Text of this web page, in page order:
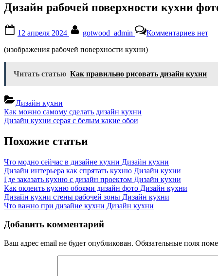
Дизайн рабочей поверхности кухни
on
12 апреля 2024 gotwood_admin Комментариевзаписи
кухни
фото
нет
(изображения рабочей поверхности кухни)
Читать статью Как правильно рисовать дизайн кухни
Дизайн кухни
Навигация
по
записям
Previous
Post:
Как можно самому сделать дизайн кухни
Next
Дизайн кухни серая с белым какие обои
Похожие статьи
Что модно сейчас в дизайне кухни Дизайн кухни
Дизайн интерьера как спрятать кухню Дизайн кухни
Где заказать кухню с дизайн проектом Дизайн кухни
Как оклеить кухню обоями дизайн фото Дизайн кухни
Дизайн кухни стены рабочей зоны Дизайн кухни
Что важно при дизайне кухни Дизайн кухни
Добавить комментарий
Ваш адрес email не будет опубликован. Обязательные поля